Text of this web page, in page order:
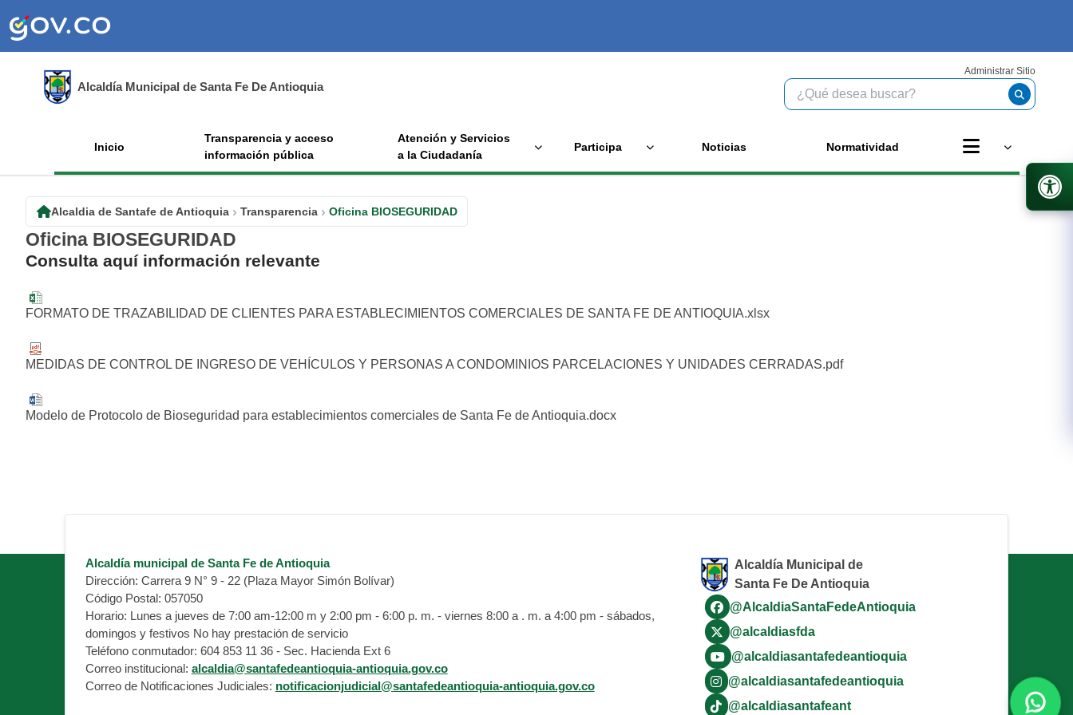
Alcaldía Municipal de Santa Fe De Antioquia
Administrar Sitio
Inicio
Transparencia y acceso
información pública
Atención y Servicios
a la Ciudadanía
Participa Noticias Normatividad
Alcaldia de Santafe de Antioquia Transparencia Oficina BIOSEGURIDAD
Oficina BIOSEGURIDAD
​Consulta aquí información relevante
FORMATO DE TRAZABILIDAD DE CLIENTES PARA ESTABLECIMIENTOS COMERCIALES DE SANTA FE DE ANTIOQUIA.xlsx
MEDIDAS DE CONTROL DE INGRESO DE VEHÍCULOS Y PERSONAS A CONDOMINIOS PARCELACIONES Y UNIDADES CERRADAS.pdf
Modelo de Protocolo de Bioseguridad para establecimientos comerciales de Santa Fe de Antioquia.docx
Alcaldía municipal de Santa Fe de Antioquia
Dirección: Carrera 9 N° 9 - 22 (Plaza Mayor Simón Bolívar)
Código Postal: 057050
Horario: Lunes a jueves de 7:00 am-12:00 m y 2:00 pm - 6:00 p. m. - viernes 8:00 a . m. a 4:00 pm - sábados,
domingos y festivos No hay prestación de servicio
Teléfono conmutador: 604 853 11 36 - Sec. Hacienda Ext 6
Correo institucional: alcaldia@santafedeantioquia-antioquia.gov.co
Correo de Notificaciones Judiciales: notificacionjudicial@santafedeantioquia-antioquia.gov.co
Alcaldía Municipal de
Santa Fe De Antioquia
@AlcaldiaSantaFedeAntioquia
@alcaldiasfda
@alcaldiasantafedeantioquia
@alcaldiasantafedeantioquia
@alcaldiasantafeant